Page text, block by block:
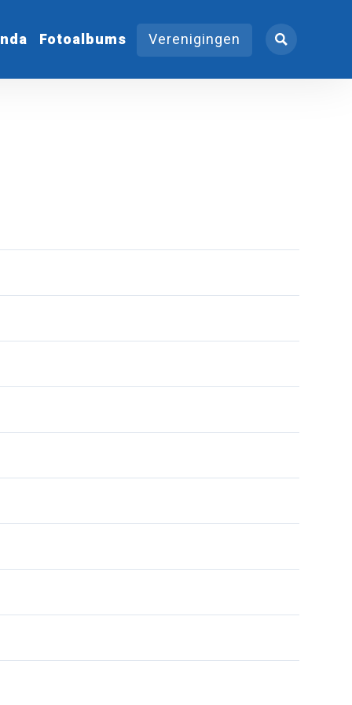
Fotoalbums Verenigingen